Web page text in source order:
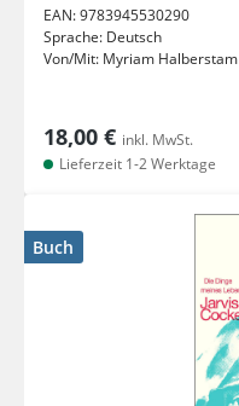
EAN:9783945530290
Sprache: Deutsch
Von/Mit: Myriam Halberstam
18,00 € inkl. MwSt.
Lieferzeit 1-2 Werktage
Buch